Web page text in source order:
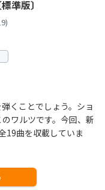
準版〕
くことでしょう。ショ
ワルツです。今回、新
19曲を収載していま